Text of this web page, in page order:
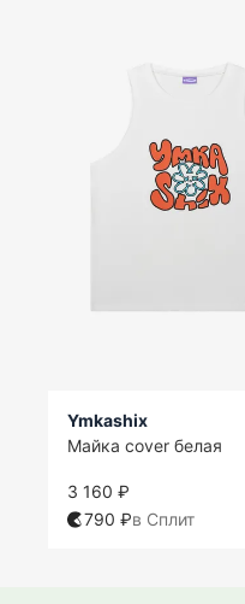
Ymkashix
Майка cover белая
3 160 ₽
790 ₽в Сплит